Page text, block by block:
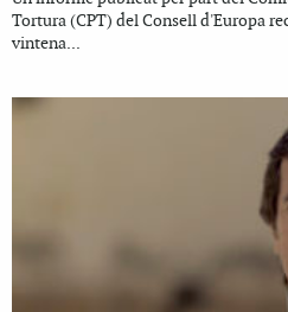
Tortura (CPT) del Consell d'Europa
vintena...